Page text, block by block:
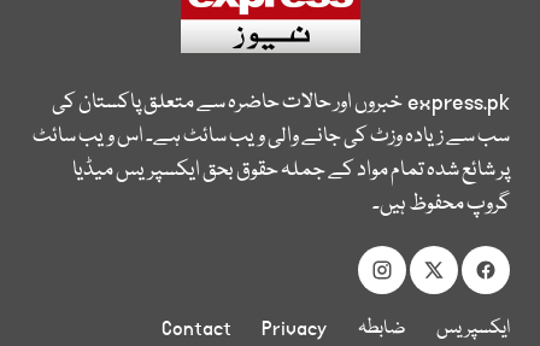
express.pkخبروں اور حالات حاضرہ سے متعلق پاکستان کی
سب سے زیادہ وزٹ کی جانے والی ویب سائٹ ہے۔ اس ویب سائٹ
پر شائع شدہ تمام مواد کے جملہ حقوق بحق ایکسپریس میڈیا
گروپ محفوظ ہیں۔
ایکسپریس
ضابطہ
Privacy
Contact